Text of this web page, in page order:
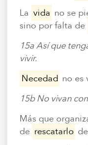
Learn About Us
Find out who we are and
Sugar Creek
Join us at one of our
Unfinished
La vida no se
sino por falta de
15a Así que
vivir.
Necedad no es
15b No vivan
Más que
de rescatarlo